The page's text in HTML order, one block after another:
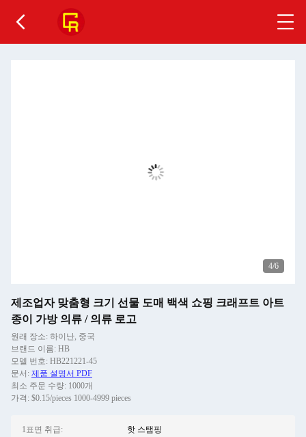
4/6
제조업자 맞춤형 크기 선물 도매 백색 쇼핑 크래프트 아트
종이 가방 의류 / 의류 로고
원래 장소: 하이난, 중국
브랜드 이름: HB
모델 번호: HB221221-45
문서: 제품 설명서 PDF
최소 주문 수량: 1000개
가격: $0.15/pieces 1000-4999 pieces
1표면 취급: 핫 스탬핑